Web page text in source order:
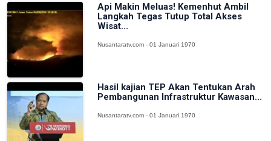
Api Makin Meluas! Kemenhut Ambil
Langkah Tegas Tutup Total Akses
Wisat...
Nusantaratv.com - 01 Januari 1970
Hasil kajian TEP Akan Tentukan Arah
Pembangunan Infrastruktur Kawasan...
Nusantaratv.com - 01 Januari 1970